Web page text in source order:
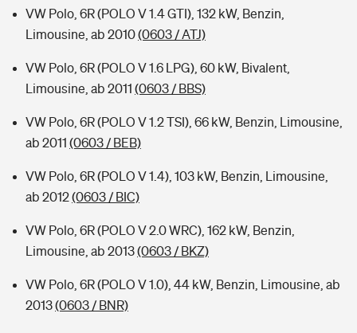
VW Polo, 6R (POLO V 1.4 GTI), 132 kW, Benzin,
Limousine, ab 2010(0603 / ATJ)
VW Polo, 6R (POLO V 1.6 LPG), 60 kW, Bivalent,
Limousine, ab 2011 (0603 / BBS)
VW Polo, 6R (POLO V 1.2 TSI), 66 kW, Benzin, Limousine,
ab 2011 (0603 / BEB)
VW Polo, 6R (POLO V 1.4), 103 kW, Benzin, Limousine,
ab 2012(0603 / BIC)
VW Polo, 6R (POLO V 2.0 WRC), 162 kW, Benzin,
Limousine, ab 2013(0603 / BKZ)
VW Polo, 6R (POLO V 1.0), 44 kW, Benzin, Limousine, ab
2013(0603 / BNR)